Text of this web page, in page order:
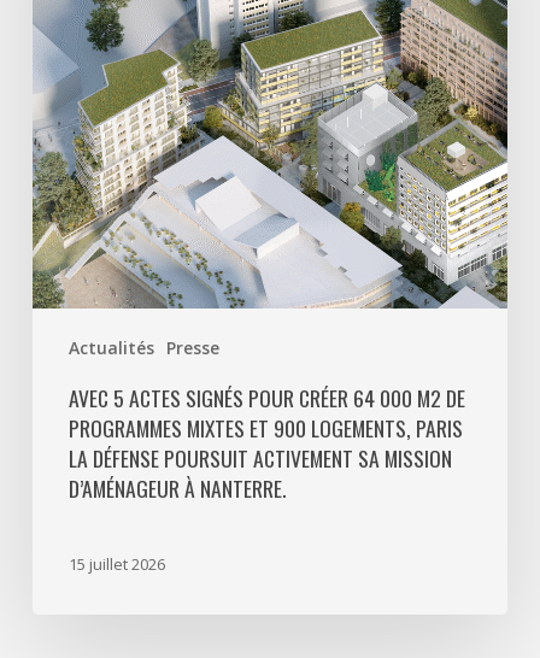
Actualités Presse
créer
000
m2
de
programmes
mixtes
et
900
logements,
Défense
poursuit
activement
AVEC 5 ACTES SIGNÉS POUR CRÉER 64 000 M2 DE
PROGRAMMES MIXTES ET 900 LOGEMENTS, PARIS
LA DÉFENSE POURSUIT ACTIVEMENT SA MISSION
D’AMÉNAGEUR À NANTERRE.
15 juillet 2026